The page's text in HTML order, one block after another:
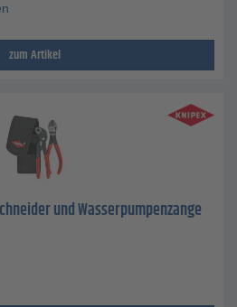
zum Artikel
und Wasserpumpenzange